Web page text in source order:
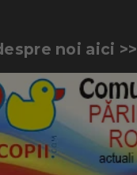
noi aici >>